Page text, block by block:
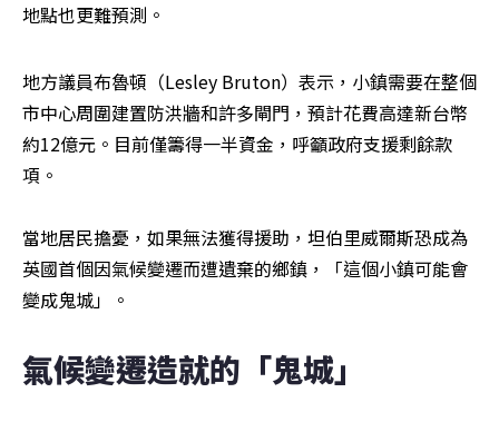
地點也更難預測。
地方議員布魯頓（Lesley Bruton）表示，小鎮需要在整個
市中心周圍建置防洪牆和許多閘門，預計花費高達新台幣
約12億元。目前僅籌得一半資金，呼籲政府支援剩餘款
項。
當地居民擔憂，如果無法獲得援助，坦伯里威爾斯恐成為
英國首個因氣候變遷而遭遺棄的鄉鎮，「這個小鎮可能會
變成鬼城」。
氣候變遷造就的「鬼城」